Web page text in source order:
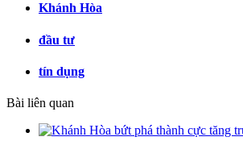
Khánh Hòa
đầu tư
tín dụng
Bài liên quan